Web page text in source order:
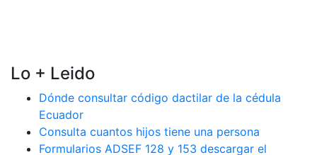
Lo + Leido
Dónde consultar código dactilar de la cédula
Ecuador
Consulta cuantos hijos tiene una persona
Formularios ADSEF 128 y 153 descargar el